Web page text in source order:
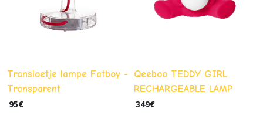
Transloetje lampe Fatboy -
Transparent
95€
Qeeboo TEDDY GIRL
RECHARGEABLE LAMP
VELVET FINISH Stefano
349€